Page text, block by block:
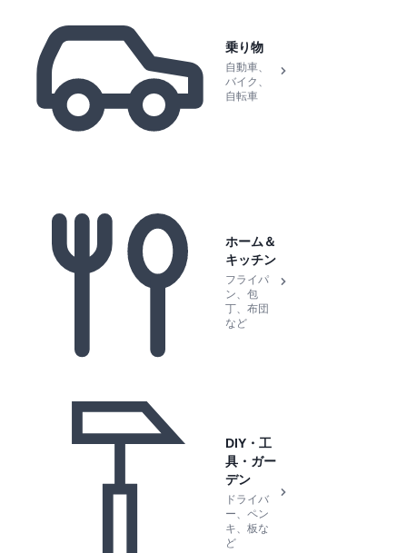
乗り物
自動車、
バイク、
自転車
ホーム＆
キッチン
フライパ
ン、包
丁、布団
など
DIY・工
具・ガー
デン
ドライバ
ー、ペン
キ、板な
ど